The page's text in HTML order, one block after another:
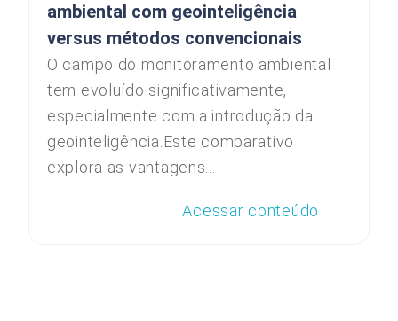
ambiental com geointeligência
versus métodos convencionais
O campo do monitoramento ambiental
tem evoluído significativamente,
especialmente com a introdução da
geointeligência.Este comparativo
explora as vantagens...
Acessar conteúdo